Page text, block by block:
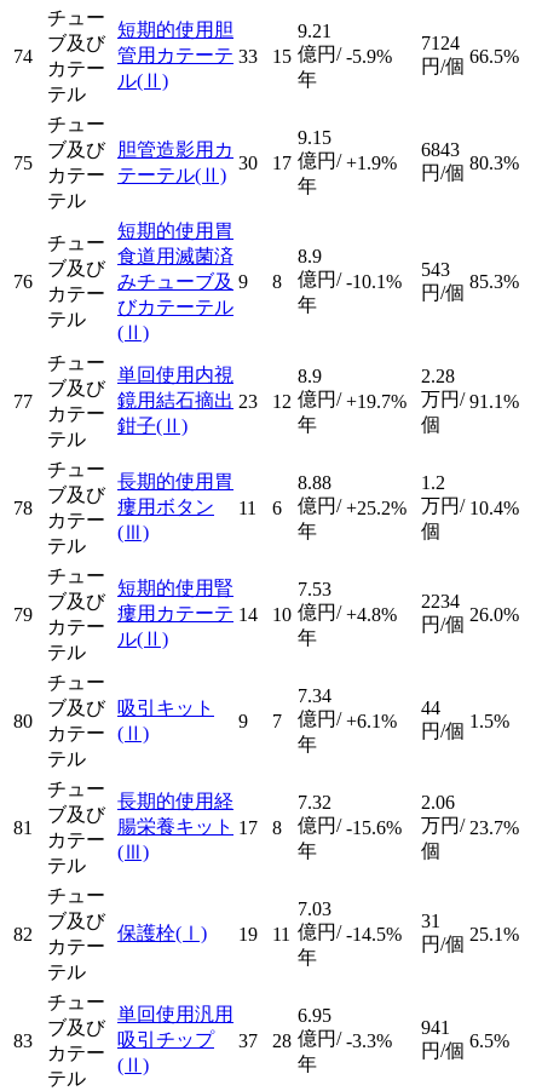
74
チュー
ブ及び
カテー
テル
短期的使用胆
管用カテーテ
ル(Ⅱ)
33 15
9.21
億円/
年
-5.9%
7124
円/個 66.5%
75
チュー
ブ及び
カテー
テル
胆管造影用カ
テーテル(Ⅱ)
30 17
9.15
億円/
年
+1.9%
6843
円/個 80.3%
76
チュー
ブ及び
カテー
テル
短期的使用胃
食道用滅菌済
みチューブ及
びカテーテル
(Ⅱ)
9 8
8.9
億円/
年
-10.1%
543
円/個
85.3%
77
チュー
ブ及び
カテー
テル
単回使用内視
鏡用結石摘出
鉗子(Ⅱ)
23 12
8.9
億円/
年
+19.7%
2.28
万円/
個
91.1%
78
チュー
ブ及び
カテー
テル
長期的使用胃
瘻用ボタン
(Ⅲ)
11 6
8.88
億円/
年
+25.2%
1.2
万円/
個
10.4%
79
チュー
ブ及び
カテー
テル
短期的使用腎
瘻用カテーテ
ル(Ⅱ)
14 10
7.53
億円/
年
+4.8%
2234
円/個 26.0%
80
チュー
ブ及び
カテー
テル
吸引キット
(Ⅱ)
9 7
7.34
億円/
年
+6.1%
44
円/個 1.5%
81
チュー
ブ及び
カテー
テル
長期的使用経
腸栄養キット
(Ⅲ)
17 8
7.32
億円/
年
-15.6%
2.06
万円/
個
23.7%
82
チュー
ブ及び
カテー
テル
保護栓(Ⅰ) 19 11
7.03
億円/
年
-14.5%
31
円/個 25.1%
83
チュー
ブ及び
カテー
テル
単回使用汎用
吸引チップ
(Ⅱ)
37 28
6.95
億円/
年
-3.3%
941
円/個 6.5%